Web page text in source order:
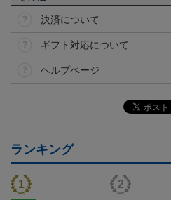
決済について
ギフト対応について
ヘルプページ
ランキング